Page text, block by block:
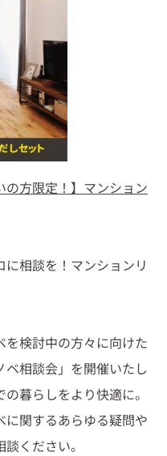
の方限定！】マンション
相談を！マンションリ
検討中の方々に向けた
ベ相談会」を開催いたし
暮らしをより快適に。
関するあらゆる疑問や
ください。